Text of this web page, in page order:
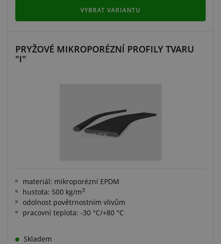
VYBRAT VARIANTU
PRYŽOVÉ MIKROPORÉZNÍ PROFILY TVARU
"I"
materiál: mikroporézní EPDM
hustota: 500 kg/m3
odolnost povětrnostním vlivům
pracovní teplota: -30 °C/+80 °C
Skladem